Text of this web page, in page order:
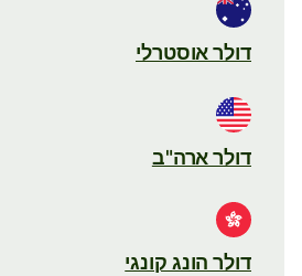
דולר אוסטרלי
דולר ארה"ב
דולר הונג קונגי